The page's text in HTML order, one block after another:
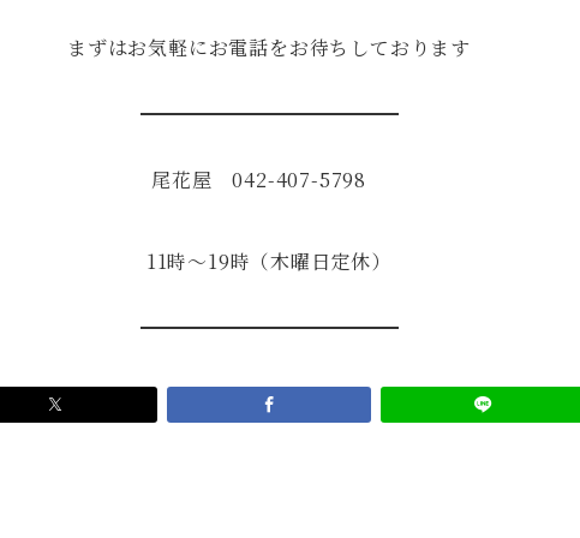
まずはお気軽にお電話をお待ちしております
尾花屋 042-407-5798
11時～19時（木曜日定休）